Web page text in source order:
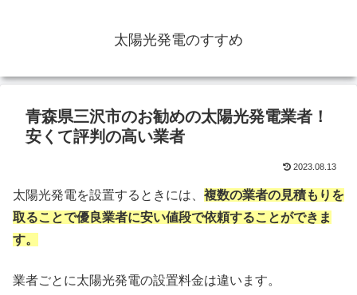
太陽光発電のすすめ
青森県三沢市のお勧めの太陽光発電業者！
安くて評判の高い業者
2023.08.13
太陽光発電を設置するときには、 複数の業者の見積もりを
取ることで優良業者に安い値段で依頼することができま
す。
業者ごとに太陽光発電の設置料金は違います。